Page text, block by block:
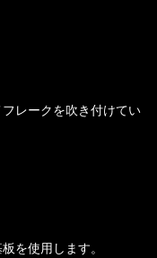
レークを吹き付けてい
を使用します。